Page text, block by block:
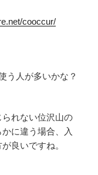
cooccur/
う人が多いかな？
れない位沢山の
に違う場合、入
良いですね。